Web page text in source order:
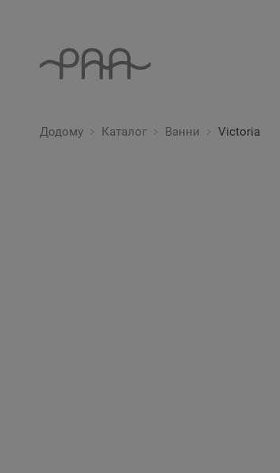
Додому Каталог Ванни Victoria